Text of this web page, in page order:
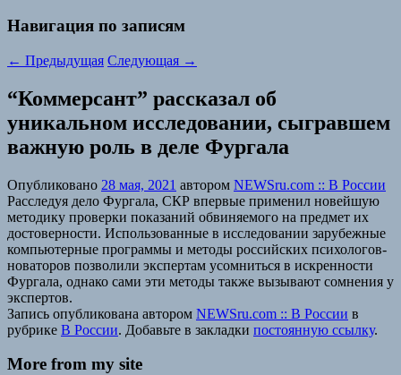
Навигация по записям
← Предыдущая Следующая →
“Коммерсант” рассказал об
уникальном исследовании, сыгравшем
важную роль в деле Фургала
Опубликовано 28 мая, 2021 автором NEWSru.com :: В России
Расследуя дело Фургала, СКР впервые применил новейшую
методику проверки показаний обвиняемого на предмет их
достоверности. Использованные в исследовании зарубежные
компьютерные программы и методы российских психологов-
новаторов позволили экспертам усомниться в искренности
Фургала, однако сами эти методы также вызывают сомнения у
экспертов.
Запись опубликована автором NEWSru.com :: В России в
рубрике В России. Добавьте в закладки постоянную ссылку.
More from my site